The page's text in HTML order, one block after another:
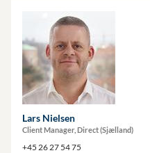
Lars Nielsen
Client Manager, Direct (Sjælland)
+45 26 27 54 75